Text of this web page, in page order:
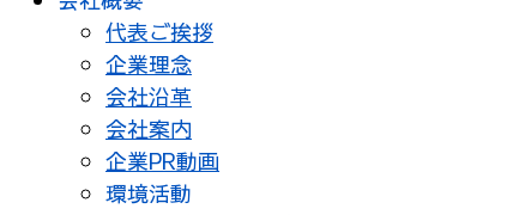
代表ご挨拶
企業理念
会社沿革
会社案内
企業PR動画
環境活動